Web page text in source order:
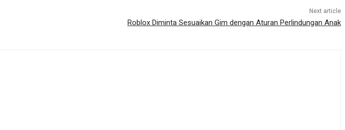
Next article
Roblox Diminta Sesuaikan Gim dengan Aturan Perlindungan Anak